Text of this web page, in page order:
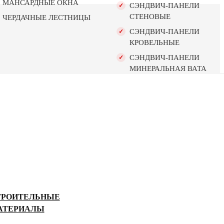
МАНСАРДНЫЕ ОКНА
ЧЕРДАЧНЫЕ ЛЕСТНИЦЫ
СЭНДВИЧ-ПАНЕЛИ
СТЕНОВЫЕ
СЭНДВИЧ-ПАНЕЛИ
КРОВЕЛЬНЫЕ
СЭНДВИЧ-ПАНЕЛИ
МИНЕРАЛЬНАЯ ВАТА